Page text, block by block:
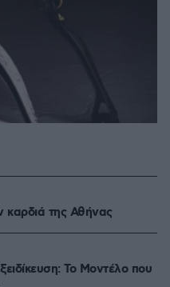
καρδιά της Αθήνας
Το Mοντέλο που